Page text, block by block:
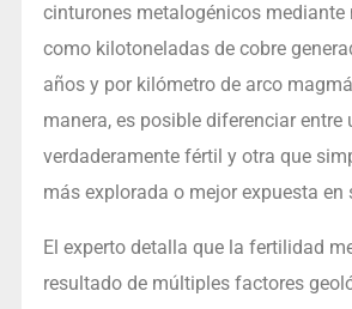
cinturones metalogénicos mediante
como kilotoneladas de cobre
años y por kilómetro de arco
manera, es posible diferenciar entre
verdaderamente fértil y otra que
más explorada o mejor expuesta en
El experto detalla que la fertilidad
resultado de múltiples factores